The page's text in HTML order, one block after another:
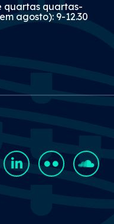
quartas quartas-
agosto): 9-12.30